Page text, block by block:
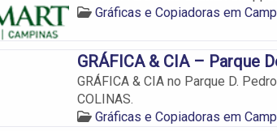
Gráficas e Copiadoras em
GRÁFICA & CIA – Parque
GRÁFICA & CIA no Parque D.
COLINAS.
Gráficas e Copiadoras em